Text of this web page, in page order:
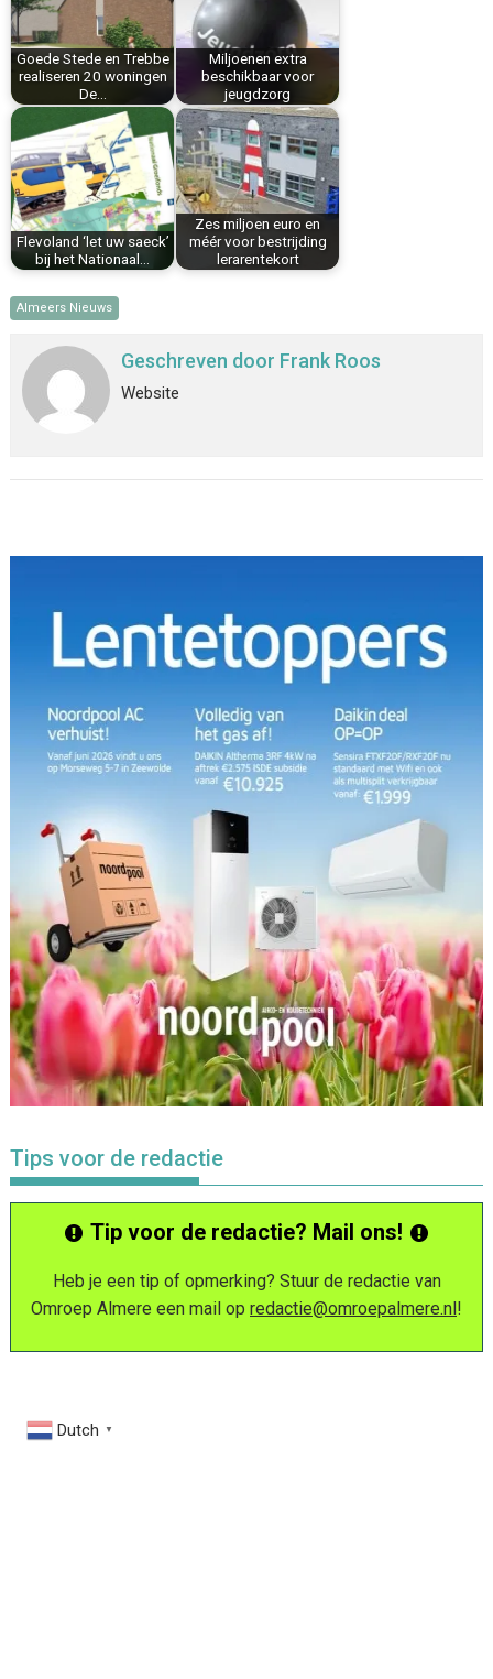
o
k
s
t
n
p
p
Goede Stede en Trebbe
realiseren 20 woningen
De…
Miljoenen extra
beschikbaar voor
jeugdzorg
Flevoland ‘let uw saeck’
bij het Nationaal…
Zes miljoen euro en
méér voor bestrijding
lerarentekort
Almeers Nieuws
Geschreven door Frank Roos
Website
Tips voor de redactie
Tip voor de redactie? Mail ons!
Heb je een tip of opmerking? Stuur de redactie van
Omroep Almere een mail op redactie@omroepalmere.nl!
Dutch ▼